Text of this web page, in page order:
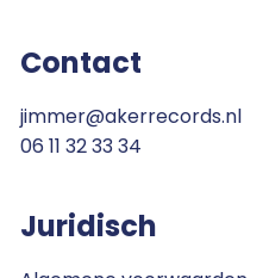
Contact
jimmer@akerrecords.nl
06 11 32 33 34
Juridisch